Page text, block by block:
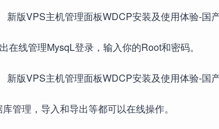
在线管理MysqL登录，输入你的Root和密码。
管理，导入和导出等都可以在线操作。